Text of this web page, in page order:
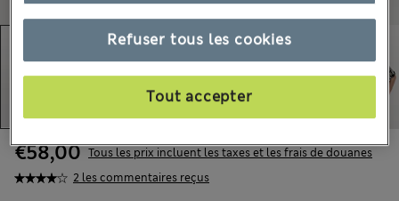
2 les commentaires reçus
€58,00 Tous les prix incluent les taxes et les frais de douanes
Refuser tous les cookies
Tout accepter